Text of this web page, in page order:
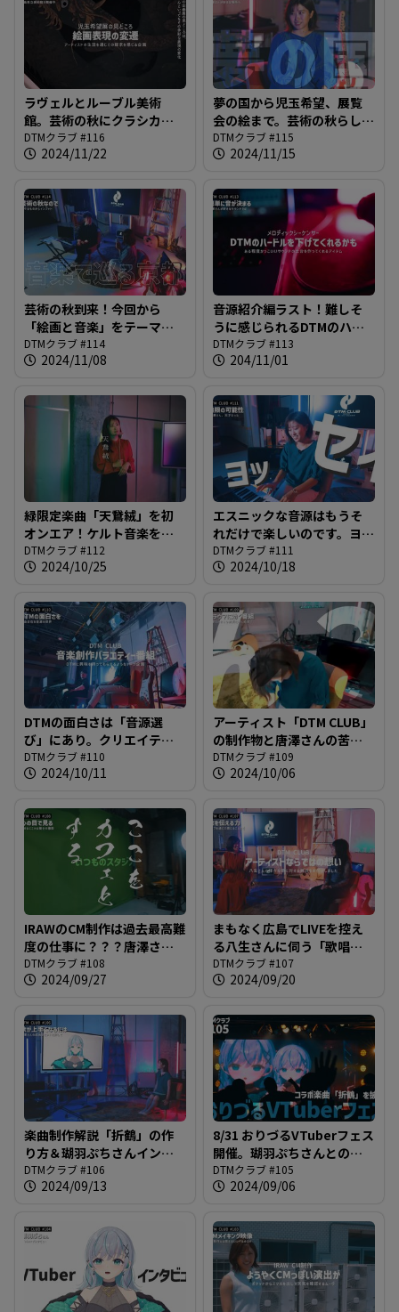
ラヴェルとルーブル美術
館。芸術の秋にクラシカル
な知識をインプット＠DTM
クラブ #116
DTMクラブ #116
2024/11/22
夢の国から児玉希望、展覧
会の絵まで。芸術の秋らしく
いろんなものを吸収してい
きましょう！＠DTMクラブ
DTMクラブ #115
2024/11/15
芸術の秋到来！今回から
「絵画と音楽」をテーマ
に、アートとアートの共鳴
の歴史を紹介します＠DTM
DTMクラブ #114
2024/11/08
音源紹介編ラスト！難しそ
うに感じられるDTMのハー
ドルをもしかしたら下げて
くれるかもしれないアイテ
DTMクラブ #113
204/11/01
緑限定楽曲「天鵞絨」を初
オンエア！ケルト音楽をベ
ースにした独特のリズム＆
特殊なコーラス音源に注目
DTMクラブ #112
2024/10/25
エスニックな音源はもうそ
れだけで楽しいのです。ヨッ
セィ！＠DTMクラブ #111
DTMクラブ #111
2024/10/18
DTMの面白さは「音源選
び」にあり。クリエイティ
ブな世界へようこそ！＠
DTMクラブ #110
DTMクラブ #110
2024/10/11
アーティスト「DTM CLUB」
の制作物と唐澤さんの苦
悩。新録された「火影」を
初オンエアへ＠DTMクラブ
DTMクラブ #109
2024/10/06
IRAWのCM制作は過去最高難
度の仕事に？？？唐澤さん
をアニメーションにする謎
計画進行中＠DTMクラブ
DTMクラブ #108
2024/09/27
まもなく広島でLIVEを控え
る八生さんに伺う「歌唱
力」の秘訣とは？＠DTMク
ラブ #107
DTMクラブ #107
2024/09/20
楽曲制作解説「折鶴」の作
り方＆瑚羽ぷちさんインタ
ビュー＋αをお届け！＠DTM
クラブ #106
DTMクラブ #106
2024/09/13
8/31 おりづるVTuberフェス
開催。瑚羽ぷちさんとのコ
ラボ曲「折鶴」を披露した
模様をお送りします。＠
DTMクラブ #105
2024/09/06